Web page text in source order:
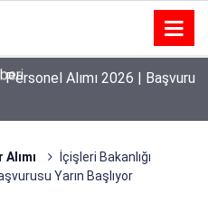
Alımı 2026 | Başvuru
İçişleri Bakanlığı
Yarın Başlıyor